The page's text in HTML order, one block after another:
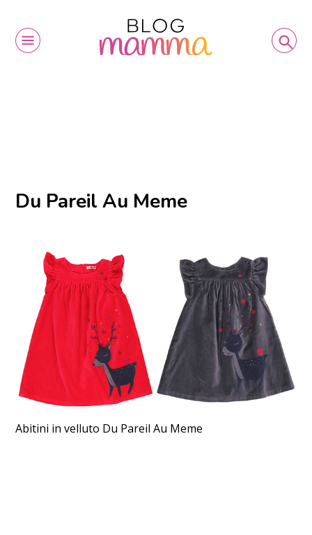
Du Pareil Au Meme
Abitini in velluto Du Pareil Au Meme